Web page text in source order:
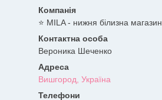
⭐ MILA - нижня білизна магазин
Вероника Шеченко
Вишгород, Україна